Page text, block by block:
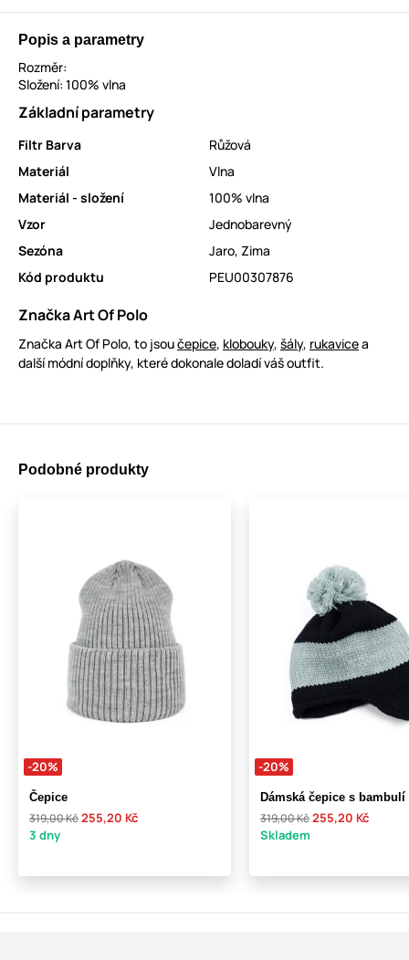
Popis a parametry
Rozměr:
Složení: 100% vlna
Základní parametry
Filtr Barva
Růžová
Materiál
Vlna
Materiál - složení
100% vlna
Vzor
Jednobarevný
Sezóna
Jaro, Zima
Kód produktu
PEU00307876
Značka Art Of Polo
Značka Art Of Polo, to jsoučepice, klobouky, šály, rukavicea
další módní doplňky, které dokonale doladí váš outfit.
Podobné produkty
-20%
Čepice
319,00 Kč255,20 Kč
3 dny
-20%
Dámská čepice s bambulí
319,00 Kč255,20 Kč
Skladem